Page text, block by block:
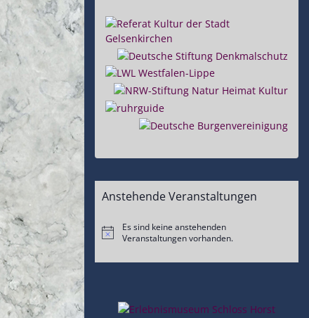
Anstehende Veranstaltungen
Hinweis
Es sind keine anstehenden
Veranstaltungen vorhanden.